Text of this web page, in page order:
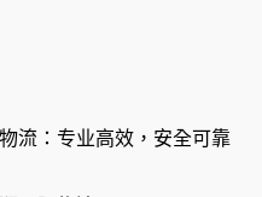
流：专业高效，安全可靠